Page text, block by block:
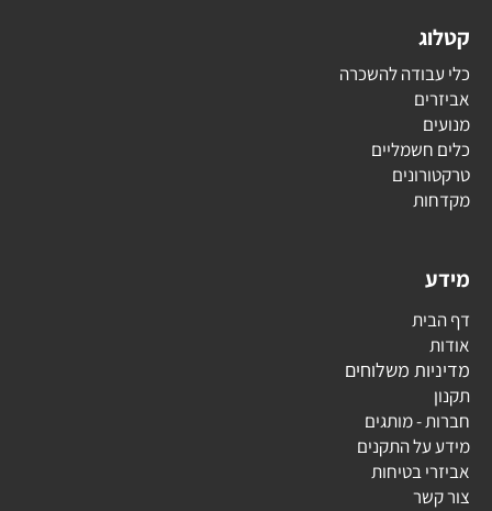
קטלוג
כלי עבודה להשכרה
אביזרים
מנועים
כלים חשמליים
טרקטורונים
מקדחות
מידע
דף הבית
אודות
מדיניות משלוחים
תקנון
חברות - מותגים
מידע על התקנים
אביזרי בטיחות
צור קשר